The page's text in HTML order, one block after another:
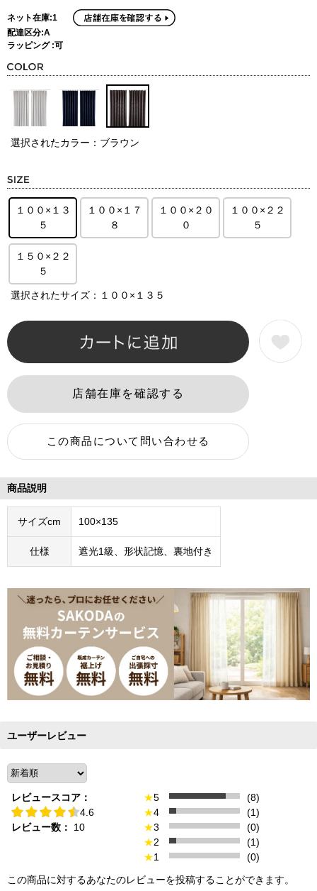
ネット在庫:1
配達区分:A
ラッピング :可
選択されたカラー：ブラウン
１００×１３
５
１００×１７
８
１００×２０
０
１００×２２
５
１５０×２２
５
選択されたサイズ：１００×１３５
商品説明
サイズcm 100×135
仕様 遮光1級、形状記憶、裏地付き
ユーザーレビュー
レビュースコア：
4.6
レビュー数：
10
★5
(8)
★4
(1)
★3
(0)
★2
(1)
★1
(0)
この商品に対するあなたのレビューを投稿することができます。